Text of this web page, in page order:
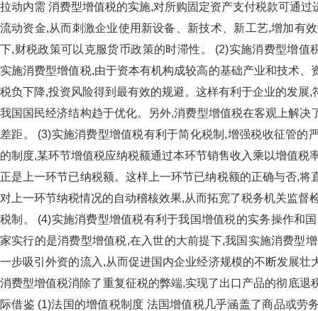
拉动内需 消费型增值税的实施,对所购固定资产支付税款可通
流动资金,从而刺激企业使用新设备、新技术、新工艺,增
下,财税政策可以克服货币政策的时滞性。 (2)实施消费型
实施消费型增值税,由于资本有机构成较高的基础产业和技术
税负下降,投资风险得到最有效的规避。这样有利于企业的
我国国民经济结构趋于优化。另外,消费型增值税在客观上
差距。 (3)实施消费型增值税有利于简化税制,增强税收征
的制度,某环节增值税应纳税额通过本环节销售收入乘以增值税
正是上一环节已纳税额。这样上一环节已纳税额的正确与否,将
对上一环节纳税情况的自动稽核效果,从而拓宽了税务机关监督
税制。 (4)实施消费型增值税有利于我国增值税的实务操作
家实行的是消费型增值税,在入世的大前提下,我国实施消费型
一步吸引外资的流入,从而促进国内企业经济规模的不断发展壮大,
消费型增值税消除了重复征税的弊端,实现了出口产品的彻底退税,
际借鉴 (1)法国的增值税制度 法国增值税几乎涵盖了商品或劳务